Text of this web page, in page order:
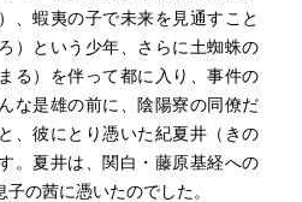
、蝦夷の子で未来を見通すこと
）という少年、さらに土蜘蛛の
る）を伴って都に入り、事件の
な是雄の前に、陰陽寮の同僚だ
、彼にとり憑いた紀夏井（きの
。夏井は、関白・藤原基経への
の茜に憑いたのでした。